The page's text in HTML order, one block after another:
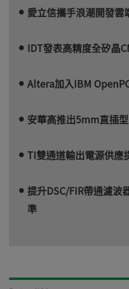
愛立信攜手浪潮開發
IDT發表高精度全矽晶
Altera加入IBM
安華高推出5mm直插
TI雙通道輸出電源供應
提升DSC/FIR帶通濾
準